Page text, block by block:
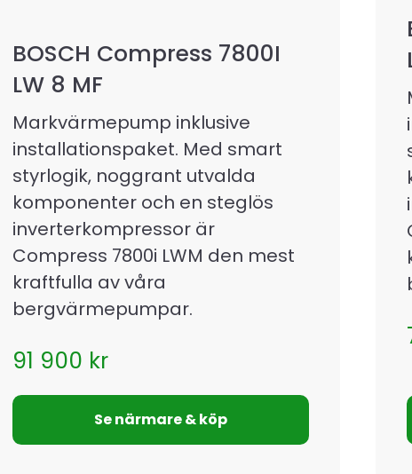
BOSCH Compress 7800I
LW 8 MF
Markvärmepump inklusive
installationspaket. Med smart
styrlogik, noggrant utvalda
komponenter och en steglös
inverterkompressor är
Compress 7800i LWM den mest
kraftfulla av våra
bergvärmepumpar.
91 900 kr
Se närmare & köp